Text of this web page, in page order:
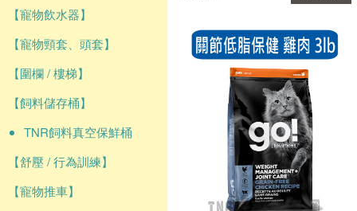
【寵物飲水器】
【寵物頸套、頭套】
【圍欄 / 樓梯】
【飼料儲存桶】
TNR飼料真空保鮮桶
【舒壓 / 行為訓練】
【寵物推車】